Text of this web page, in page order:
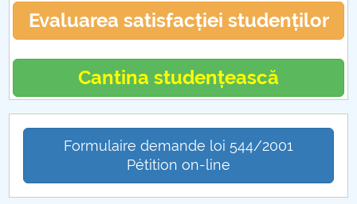
Evaluarea satisfacției studenților
Cantina studențească
Formulaire demande loi 544/2001
Pétition on-line